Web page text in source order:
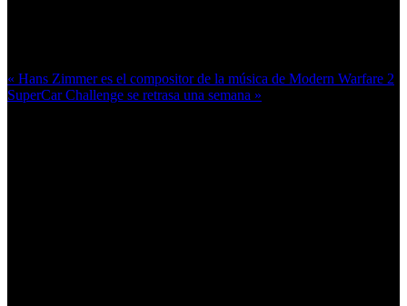
« Hans Zimmer es el compositor de la música de Modern Warfare 2
SuperCar Challenge se retrasa una semana »